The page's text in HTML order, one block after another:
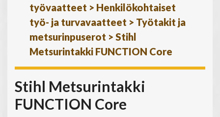
työvaatteet > Henkilökohtaiset
työ- ja turvavaatteet > Työtakit ja
metsurinpuserot > Stihl
Metsurintakki FUNCTION Core
Stihl Metsurintakki
FUNCTION Core